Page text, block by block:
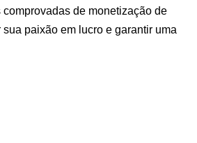
comprovadas de monetização de
sua paixão em lucro e garantir uma